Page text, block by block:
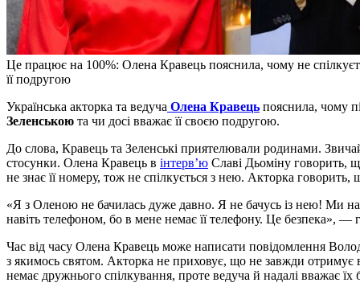
Це працює на 100%: Олена Кравець пояснила, чому не
її подругою
Українська акторка та ведуча Олена Кравець пояснила, чому
Зеленською та чи досі вважає її своєю подругою.
До слова, Кравець та Зеленські приятелювали родинами.
стосунки. Олена Кравець в інтерв’ю Славі Дьоміну говорить,
не знає її номеру, тож не спілкується з нею. Акторка говорить,
«Я з Оленою не бачилась дуже давно. Я не бачусь із нею! Ми
навіть телефоном, бо в мене немає її телефону. Це безпека», —
Час від часу Олена Кравець може написати повідомлення
з якимось святом. Акторка не приховує, що не завжди отримує
немає дружнього спілкування, проте ведуча й надалі вважає